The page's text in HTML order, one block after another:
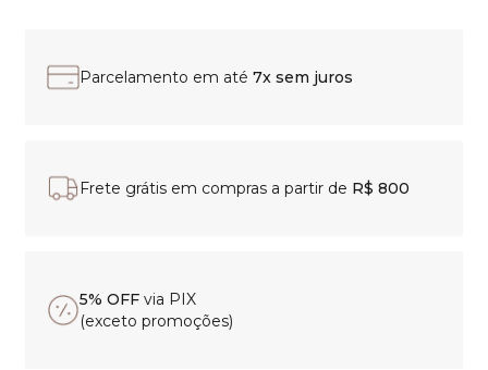
Parcelamento em até 7x sem juros
Frete grátis em compras a partir de R$ 800
5% OFF via PIX
(exceto promoções)